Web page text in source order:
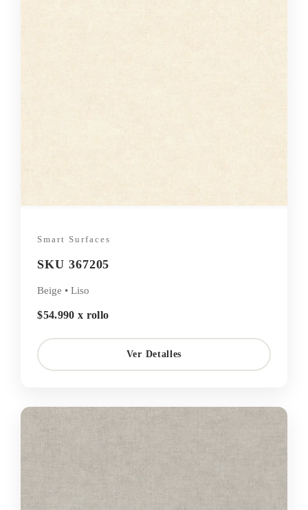
Smart Surfaces
SKU 367205
Beige • Liso
$54.990 x rollo
Ver Detalles